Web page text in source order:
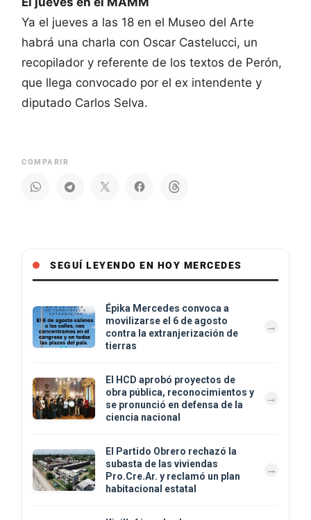
Ya el jueves a las 18 en el Museo del Arte
habrá una charla con Oscar Castelucci, un
recopilador y referente de los textos de Perón,
que llega convocado por el ex intendente y
diputado Carlos Selva.
COMPARIR
SEGUÍ LEYENDO EN HOY MERCEDES
Épika Mercedes convoca a
movilizarse el 6 de agosto
contra la extranjerización de
tierras
El HCD aprobó proyectos de
obra pública, reconocimientos y
se pronunció en defensa de la
ciencia nacional
El Partido Obrero rechazó la
subasta de las viviendas
Pro.Cre.Ar. y reclamó un plan
habitacional estatal